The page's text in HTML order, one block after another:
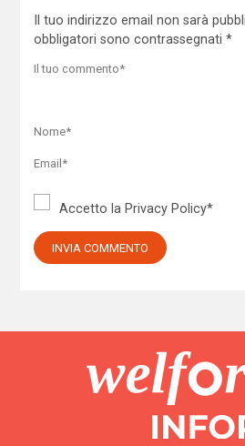
Il tuo indirizzo email non sarà
obbligatori sono contrassegnati *
Accetto la Privacy Policy*